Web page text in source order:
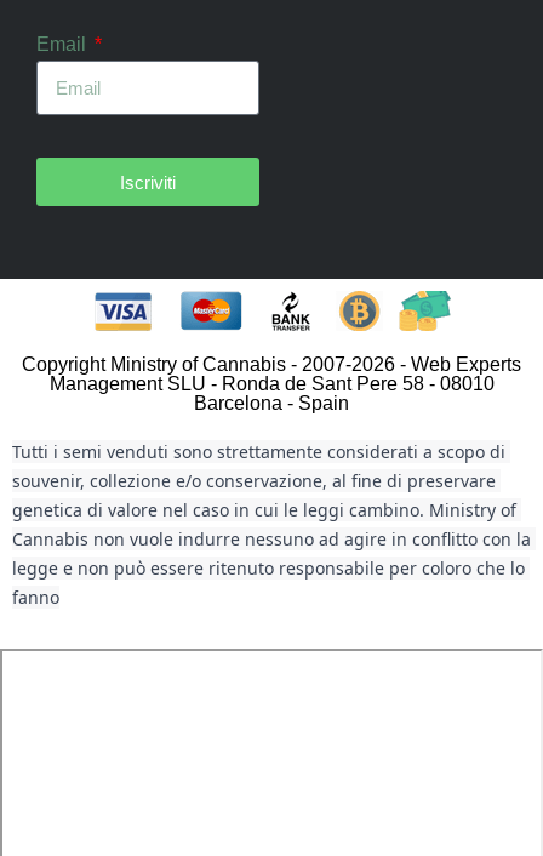
Email
Iscriviti
Copyright Ministry of Cannabis - 2007-2026 - Web Experts
Management SLU - Ronda de Sant Pere 58 - 08010
Barcelona - Spain
Tutti i semi venduti sono strettamente considerati a scopo di
souvenir, collezione e/o conservazione, al fine di preservare
genetica di valore nel caso in cui le leggi cambino. Ministry of
Cannabis non vuole indurre nessuno ad agire in conflitto con la
legge e non può essere ritenuto responsabile per coloro che lo
fanno